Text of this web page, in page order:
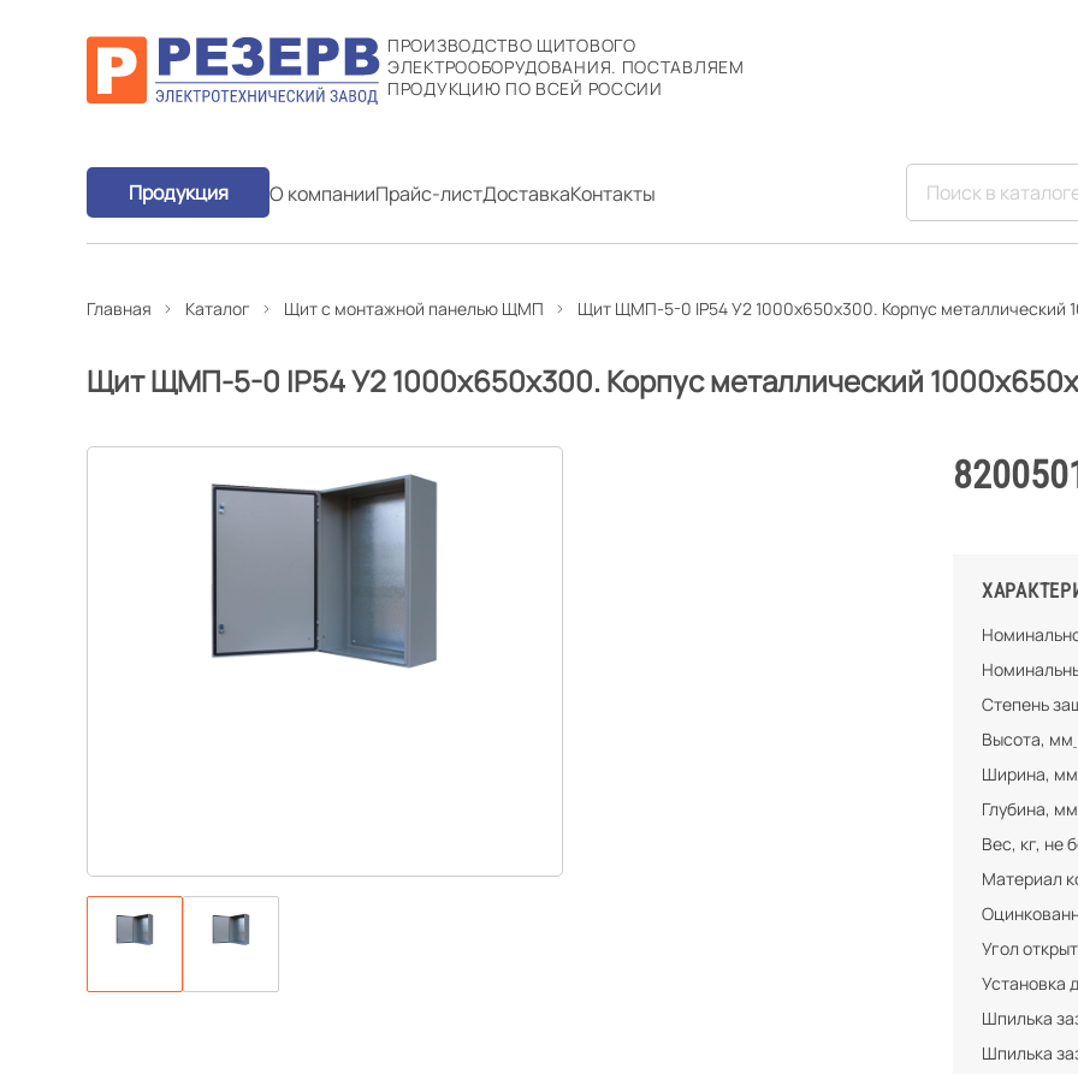
ПРОИЗВОДСТВО ЩИТОВОГО
ЭЛЕКТРООБОРУДОВАНИЯ. ПОСТАВЛЯЕМ
ПРОДУКЦИЮ ПО ВСЕЙ РОССИИ
Продукция О компанииПрайс-листДоставкаКонтакты
Главная Каталог Щит с монтажной панелью ЩМП Щит ЩМП-5-0 IP54 У2 1000х650х300. Корпус металлический
Щит ЩМП-5-0 IP54 У2 1000х650х300. Корпус металлический
Степень
Высота, мм
Ширина, мм
Глубина, мм
Вес, кг, не
Материал
Угол
Установка
Шпилька
Шпилька